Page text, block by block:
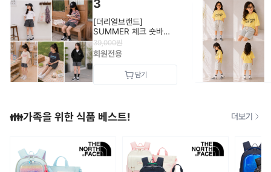
3
[더리얼브랜드]
SUMMER 체크 숏바지 -
여아
39,000원
회원전용
👪가족을 위한 식품 베스트! 더보기